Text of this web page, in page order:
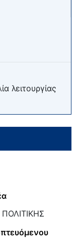
λειτουργίας